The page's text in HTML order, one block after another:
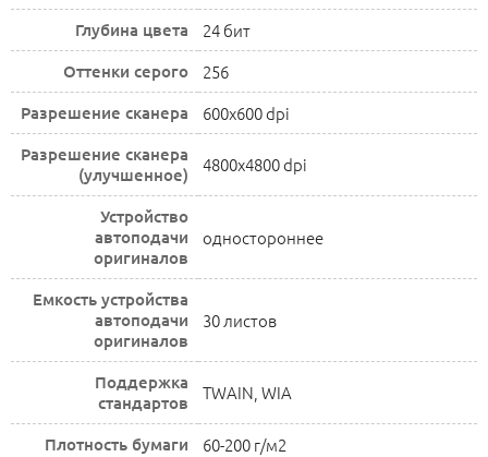
Глубина цвета 24 бит
Оттенки серого 256
Разрешение сканера 600x600 dpi
Разрешение сканера
(улучшенное)
4800x4800 dpi
Устройство
автоподачи
оригиналов
одностороннее
Емкость устройства
автоподачи
оригиналов
30 листов
Поддержка
стандартов
TWAIN, WIA
Плотность бумаги 60-200 г/м2